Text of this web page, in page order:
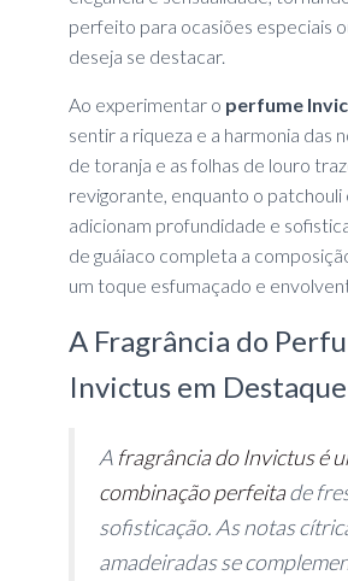
perfeito para ocasiões especiais
deseja se destacar.
Ao experimentar o perfume
sentir a riqueza e a harmonia das
de toranja e as folhas de louro
revigorante, enquanto o patchouli
adicionam profundidade e
de guáiaco completa a
um toque esfumaçado e
A Fragrância do
Invictus em
A fragrância do Invictus é
combinação perfeitade
sofisticação. As notas
amadeiradas se